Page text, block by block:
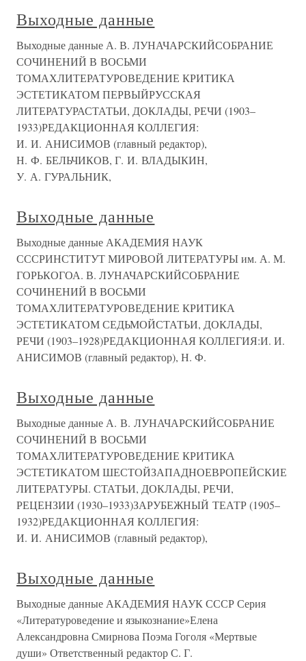
Выходные данные
Выходные данные А. В. ЛУНАЧАРСКИЙСОБРАНИЕ
СОЧИНЕНИЙ В ВОСЬМИ
ТОМАХЛИТЕРАТУРОВЕДЕНИЕ КРИТИКА
ЭСТЕТИКАТОМ ПЕРВЫЙРУССКАЯ
ЛИТЕРАТУРАСТАТЬИ, ДОКЛАДЫ, РЕЧИ (1903–
1933)РЕДАКЦИОННАЯ КОЛЛЕГИЯ:
И. И. АНИСИМОВ (главный редактор),
Н. Ф. БЕЛЬЧИКОВ, Г. И. ВЛАДЫКИН,
У. А. ГУРАЛЬНИК,
Выходные данные
Выходные данные АКАДЕМИЯ НАУК
СССРИНСТИТУТ МИРОВОЙ ЛИТЕРАТУРЫ им. А. М.
ГОРЬКОГОА. В. ЛУНАЧАРСКИЙСОБРАНИЕ
СОЧИНЕНИЙ В ВОСЬМИ
ТОМАХЛИТЕРАТУРОВЕДЕНИЕ КРИТИКА
ЭСТЕТИКАТОМ СЕДЬМОЙСТАТЬИ, ДОКЛАДЫ,
РЕЧИ (1903–1928)РЕДАКЦИОННАЯ КОЛЛЕГИЯ:И. И.
АНИСИМОВ (главный редактор), Н. Ф.
Выходные данные
Выходные данные А. В. ЛУНАЧАРСКИЙСОБРАНИЕ
СОЧИНЕНИЙ В ВОСЬМИ
ТОМАХЛИТЕРАТУРОВЕДЕНИЕ КРИТИКА
ЭСТЕТИКАТОМ ШЕСТОЙЗАПАДНОЕВРОПЕЙСКИЕ
ЛИТЕРАТУРЫ. СТАТЬИ, ДОКЛАДЫ, РЕЧИ,
РЕЦЕНЗИИ (1930–1933)ЗАРУБЕЖНЫЙ ТЕАТР (1905–
1932)РЕДАКЦИОННАЯ КОЛЛЕГИЯ:
И. И. АНИСИМОВ (главный редактор),
Выходные данные
Выходные данные АКАДЕМИЯ НАУК СССР Серия
«Литературоведение и языкознание»Елена
Александровна Смирнова Поэма Гоголя «Мертвые
души» Ответственный редактор С. Г.